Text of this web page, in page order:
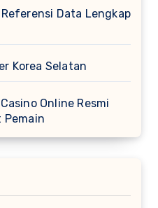
Data Lengkap
Korea Selatan
Online Resmi
Pemain